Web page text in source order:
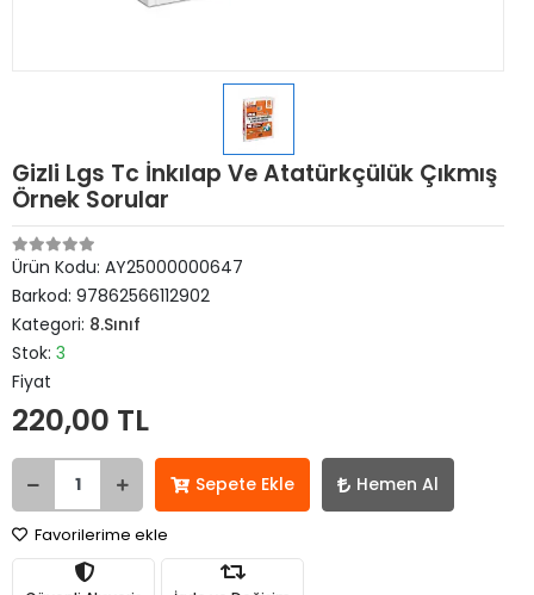
Gizli Lgs Tc İnkılap Ve Atatürkçülük Çıkmış
Örnek Sorular
Ürün Kodu: AY25000000647
Barkod: 97862566112902
Kategori: 8.Sınıf
Stok: 3
Fiyat
220,00 TL
Sepete Ekle Hemen Al
Favorilerime ekle